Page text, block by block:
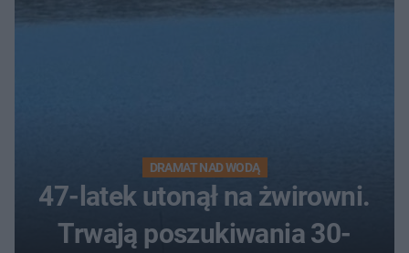
DRAMAT NAD WODĄ
47-latek utonął na żwirowni.
Trwają poszukiwania 30-